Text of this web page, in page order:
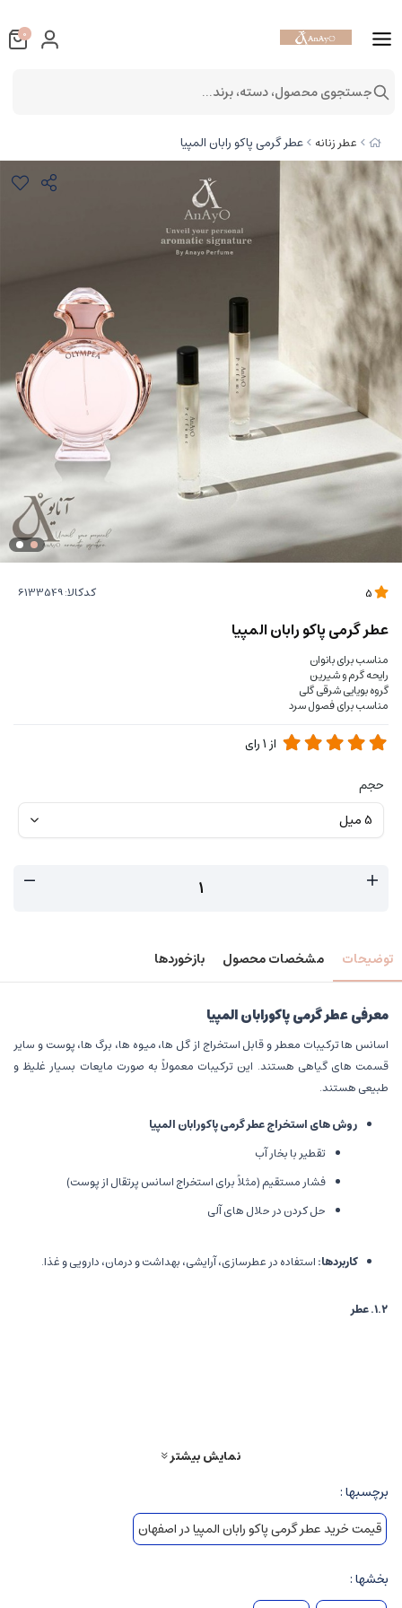
عطر زنانه عطر گرمی پاکو رابان المپیا
کدکالا:
عطر گرمی پاکو رابان المپیا
مناسب برای بانوان
رایحه گرم و شیرین
گروه بویایی شرقی گلی
مناسب برای فصول سرد
از 1رای
حجم
توضیحات مشخصات محصول بازخوردها
معرفی عطر گرمی پاکورابان المپیا
اسانس ها ترکیبات معطر و قابل استخراج از گل ها، میوه ها، برگ ها، پوست و سایر
قسمت های گیاهی هستند. این ترکیبات معمولاً به صورت مایعات بسیار غلیظ و
طبیعی هستند.
روش های استخراج عطر گرمی پاکورابان المپیا
تقطیر با بخار آب
فشار مستقیم (مثلاً برای استخراج اسانس پرتقال از پوست)
حل کردن در حلال های آلی
کاربردها:استفاده در عطرسازی، آرایشی، بهداشت و درمان، دارویی و غذا.
۱.۲.عطر
ادوتویلت (Eau de Toilette): ۵-۱۵٪ اسانس
ادکلن (Eau de Cologne): ۳-۵٪ اسانس
نمایش بیشتر
برچسبها :
قیمت خرید عطر گرمی پاکو رابان المپیا در اصفهان
بخشها :
0
جستجوی محصول، دسته، برند...